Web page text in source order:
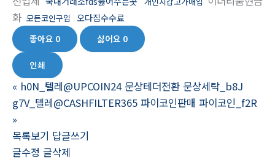
화 모든코인구입
오다집수수료
좋아요 0 싫어요 0
인쇄
« h0N_텔레@UPCOIN24 문상테더전환 문상세탁_b8J
g7V_텔레@CASHFILTER365 파이코인판매 파이코인_f2R
»
목록보기 답글쓰기
글수정 글삭제